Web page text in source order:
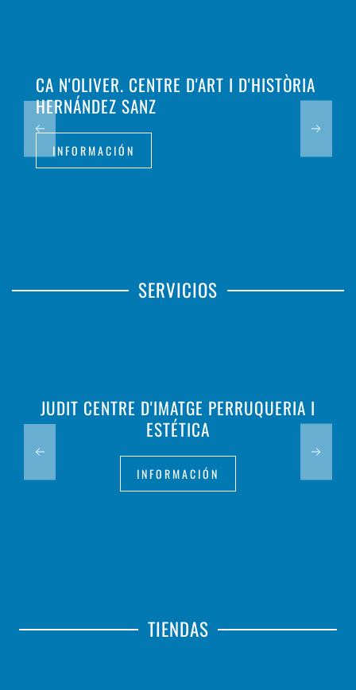
CA N'OLIVER. CENTRE D'ART I D'HISTÒRIA
HERNÁNDEZ SANZ
INFORMACIÓN
SERVICIOS
JUDIT CENTRE D'IMATGE PERRUQUERIA I
ESTÉTICA
INFORMACIÓN
TIENDAS